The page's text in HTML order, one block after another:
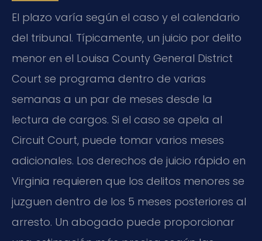
El plazo varía según el caso y el calendario
del tribunal. Típicamente, un juicio por delito
menor en el Louisa County General District
Court se programa dentro de varias
semanas a un par de meses desde la
lectura de cargos. Si el caso se apela al
Circuit Court, puede tomar varios meses
adicionales. Los derechos de juicio rápido en
Virginia requieren que los delitos menores se
juzguen dentro de los 5 meses posteriores al
arresto. Un abogado puede proporcionar